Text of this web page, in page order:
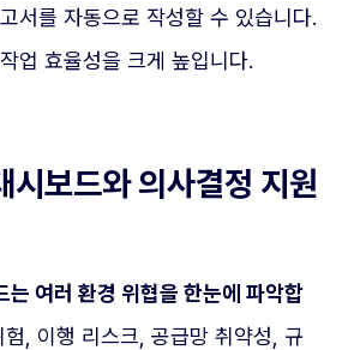
서를 자동으로 작성할 수 있습니다.
업 효율성을 크게 높입니다.
시보드와 의사결정 지원
는 여러 환경 위협을 한눈에 파악합
, 이행 리스크, 공급망 취약성, 규